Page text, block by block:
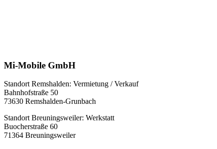
Mi-Mobile GmbH
Standort Remshalden: Vermietung / Verkauf
Bahnhofstraße 50
73630 Remshalden-Grunbach
Standort Breuningsweiler: Werkstatt
Buocherstraße 60
71364 Breuningsweiler